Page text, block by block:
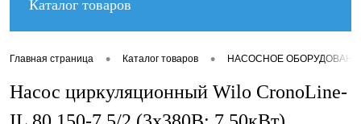
Каталог товаров
Главная страница • Каталог товаров • НАСОСНОЕ
Насос циркуляционный Wilo CronoLine-